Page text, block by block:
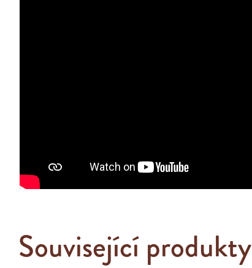
Související produkty